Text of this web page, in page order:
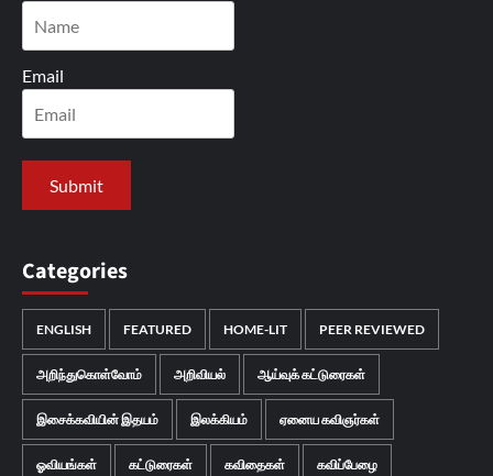
Email
Categories
ENGLISH FEATURED HOME-LIT PEER REVIEWED
அறிந்துகொள்வோம் அறிவியல் ஆய்வுக் கட்டுரைகள்
இசைக்கவியின் இதயம் இலக்கியம் ஏனைய கவிஞர்கள்
ஓவியங்கள் கட்டுரைகள் கவிதைகள் கவிப்பேழை